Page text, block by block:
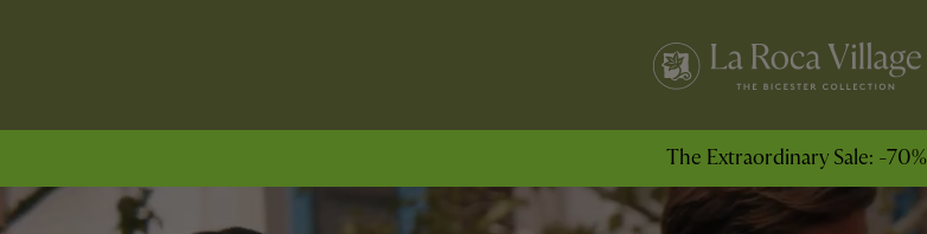
The Extraordinary Sale: -70%